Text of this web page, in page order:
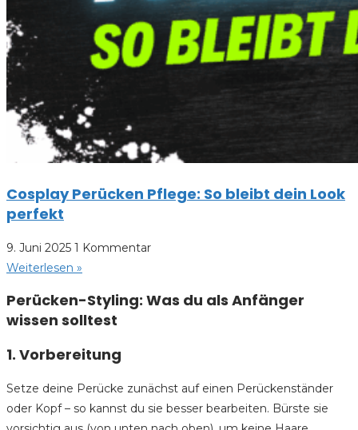
Cosplay Perücken Pflege: So bleibt dein Look
perfekt
9. Juni 2025 1 Kommentar
Weiterlesen »
Perücken-Styling: Was du als Anfänger
wissen solltest
1. Vorbereitung
Setze deine Perücke zunächst auf einen Perückenständer
oder Kopf – so kannst du sie besser bearbeiten. Bürste sie